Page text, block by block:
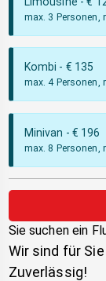
max. 3 Personen,
Kombi - € 135
max. 4 Personen,
Minivan - € 196
max. 8 Personen,
Sie suchen ein
Wir sind für
Zuverlässig!